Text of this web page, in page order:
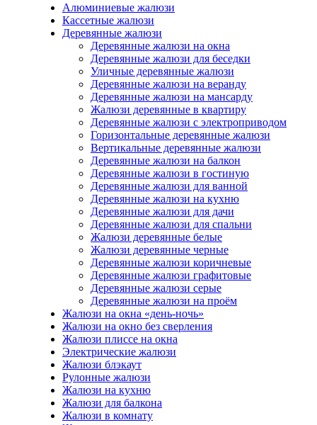
Алюминиевые жалюзи
Кассетные жалюзи
Деревянные жалюзи
Деревянные жалюзи на окна
Деревянные жалюзи для беседки
Уличные деревянные жалюзи
Деревянные жалюзи на веранду
Деревянные жалюзи на мансарду
Жалюзи деревянные в квартиру
Деревянные жалюзи с электроприводом
Горизонтальные деревянные жалюзи
Вертикальные деревянные жалюзи
Деревянные жалюзи на балкон
Деревянные жалюзи в гостиную
Деревянные жалюзи для ванной
Деревянные жалюзи на кухню
Деревянные жалюзи для дачи
Деревянные жалюзи для спальни
Жалюзи деревянные белые
Жалюзи деревянные черные
Деревянные жалюзи коричневые
Деревянные жалюзи графитовые
Деревянные жалюзи серые
Деревянные жалюзи на проём
Жалюзи на окна «день-ночь»
Жалюзи на окно без сверления
Жалюзи плиссе на окна
Электрические жалюзи
Жалюзи блэкаут
Рулонные жалюзи
Жалюзи на кухню
Жалюзи для балкона
Жалюзи в комнату